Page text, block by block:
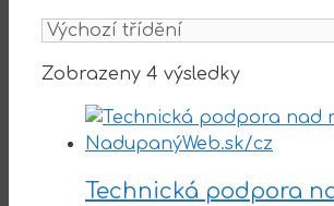
Zobrazeny 4 výsledky
Technická podpora